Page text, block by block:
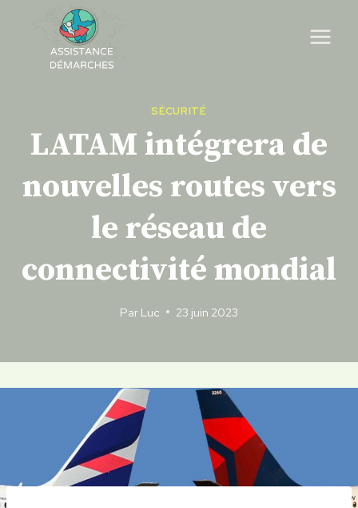
content
SÉCURITÉ
LATAM intégrera de
nouvelles routes vers
le réseau de
connectivité mondial
Par Luc 23 juin 2023